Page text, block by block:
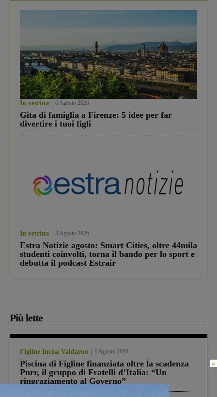
In vetrina 6 Agosto 2026
Gita di famiglia a Firenze: 5 idee per far
divertire i tuoi figli
In vetrina 3 Agosto 2026
Estra Notizie agosto: Smart Cities, oltre 44mila
studenti coinvolti, torna il bando per lo sport e
debutta il podcast Estrair
Più lette
Figline Incisa Valdarno 1 Agosto 2026
Piscina di Figline finanziata oltre la scadenza
Pnrr, il gruppo di Fratelli d’Italia: “Un
ringraziamento al Governo”
×